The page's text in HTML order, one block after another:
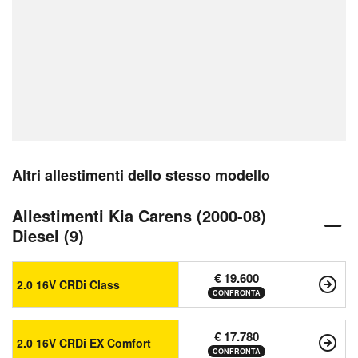
Altri allestimenti dello stesso modello
Allestimenti Kia Carens (2000-08)
Diesel (9)
2.0 16V CRDi Class € 19.600
CONFRONTA
2.0 16V CRDi EX Comfort € 17.780
CONFRONTA